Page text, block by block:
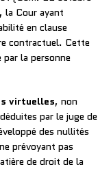
la Cour ayant
en clause
contractuel. Cette
la personne
virtuelles, non
par le juge de
des nullités
prévoyant pas
de droit de la